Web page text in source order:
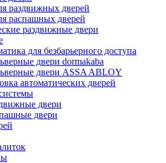
раздвижных дверей
распашных дверей
раздвижные двери
для безбарьерного доступа
двери dormakaba
двери ASSA ABLOY
автоматических дверей
двери
двери